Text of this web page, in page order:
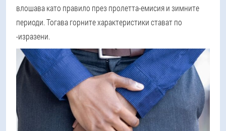
влошава като правило през пролетта-емисия и зимните
периоди. Тогава горните характеристики стават по
-изразени.